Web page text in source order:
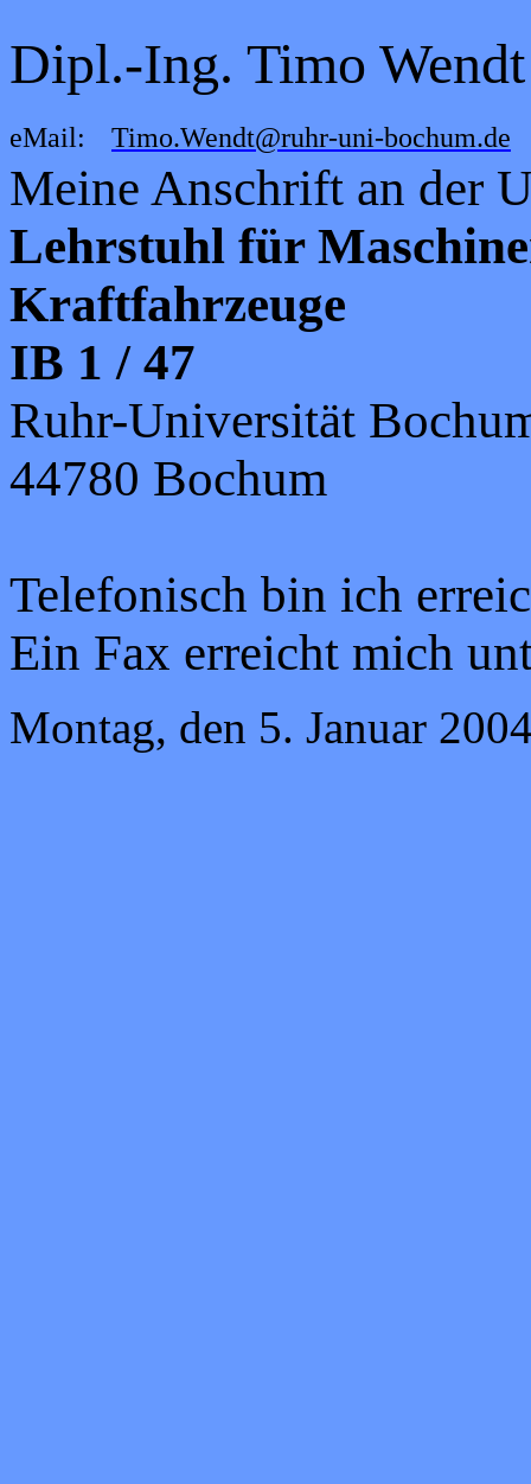
Dipl.-Ing. Timo Wendt
eMail: Timo.Wendt@ruhr-uni-bochum.de
Meine Anschrift an der
Lehrstuhl für
Kraftfahrzeuge
IB 1 / 47
Ruhr-Universität
44780 Bochum
Telefonisch bin ich
Ein Fax erreicht mich
Montag, den 5. Januar